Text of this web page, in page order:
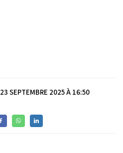
23 SEPTEMBRE 2025 À 16:50